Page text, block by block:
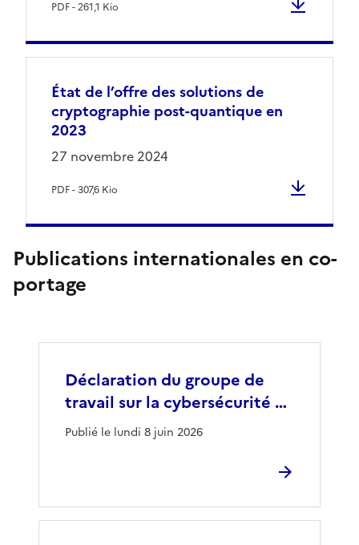
PDF - 261,1 Kio
État de l’offre des solutions de
cryptographie post-quantique en
2023
27 novembre 2024
PDF - 307,6 Kio
Publications internationales en co-
portage
Déclaration du groupe de
travail sur la cybersécurité …
Publié le lundi 8 juin 2026